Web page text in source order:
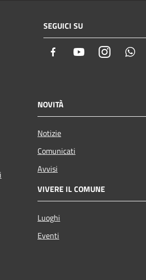
SEGUICI SU
Facebook YoutubeInstagram
NOVITÀ
Notizie
Comunicati
Avvisi
VIVERE IL COMUNE
Luoghi
Eventi